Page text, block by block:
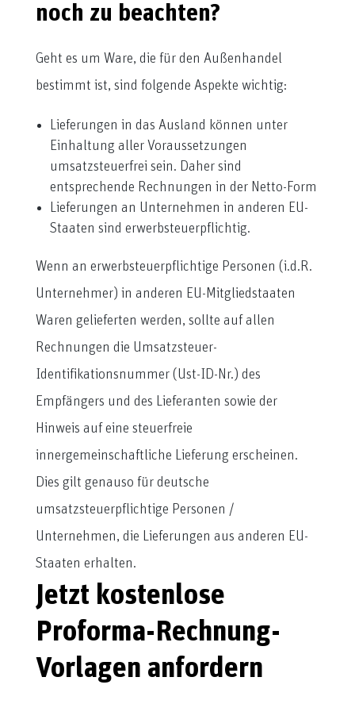
noch zu beachten?
Geht es um Ware, die für den Außenhandel
bestimmt ist, sind folgende Aspekte wichtig:
Lieferungen in das Ausland können unter
Einhaltung aller Voraussetzungen
umsatzsteuerfrei sein. Daher sind
entsprechende Rechnungen in der Netto-Form
Lieferungen an Unternehmen in anderen EU-
Staaten sind erwerbsteuerpflichtig.
Wenn an erwerbsteuerpflichtige Personen (i.d.R.
Unternehmer) in anderen EU-Mitgliedstaaten
Waren gelieferten werden, sollte auf allen
Rechnungen die Umsatzsteuer-
Identifikationsnummer (Ust-ID-Nr.) des
Empfängers und des Lieferanten sowie der
Hinweis auf eine steuerfreie
innergemeinschaftliche Lieferung erscheinen.
Dies gilt genauso für deutsche
umsatzsteuerpflichtige Personen /
Unternehmen, die Lieferungen aus anderen EU-
Staaten erhalten.
Jetzt kostenlose
Proforma-Rechnung-
Vorlagen anfordern